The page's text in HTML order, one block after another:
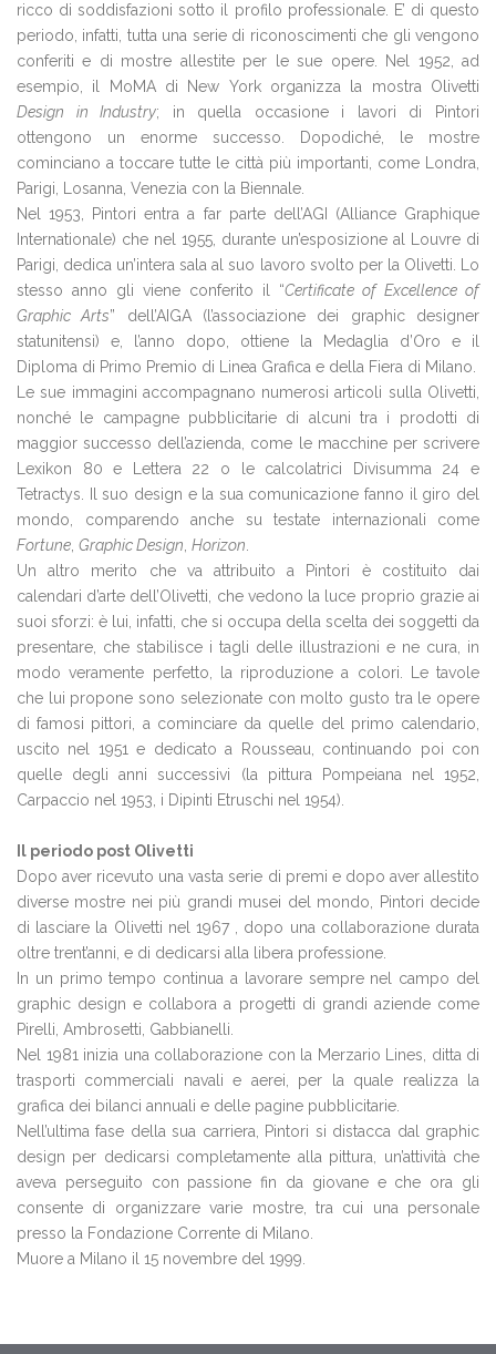
ricco di soddisfazioni sotto il profilo professionale. E’ di questo
periodo, infatti, tutta una serie di riconoscimenti che gli vengono
conferiti e di mostre allestite per le sue opere. Nel 1952, ad
esempio, il MoMA di New York organizza la mostra Olivetti
Design in Industry; in quella occasione i lavori di Pintori
ottengono un enorme successo. Dopodiché, le mostre
cominciano a toccare tutte le città più importanti, come Londra,
Parigi, Losanna, Venezia con la Biennale.
Nel 1953, Pintori entra a far parte dell’AGI (Alliance Graphique
Internationale) che nel 1955, durante un’esposizione al Louvre di
Parigi, dedica un’intera sala al suo lavoro svolto per la Olivetti. Lo
stesso anno gli viene conferito il “Certificate of Excellence of
Graphic Arts” dell’AIGA (l’associazione dei graphic designer
statunitensi) e, l’anno dopo, ottiene la Medaglia d’Oro e il
Diploma di Primo Premio di Linea Grafica e della Fiera di Milano.
Le sue immagini accompagnano numerosi articoli sulla Olivetti,
nonché le campagne pubblicitarie di alcuni tra i prodotti di
maggior successo dell’azienda, come le macchine per scrivere
Lexikon 80 e Lettera 22 o le calcolatrici Divisumma 24 e
Tetractys. Il suo design e la sua comunicazione fanno il giro del
mondo, comparendo anche su testate internazionali come
Fortune Graphic Design Horizon
Un altro merito che va attribuito a Pintori è costituito dai
calendari d’arte dell’Olivetti, che vedono la luce proprio grazie ai
suoi sforzi: è lui, infatti, che si occupa della scelta dei soggetti da
presentare, che stabilisce i tagli delle illustrazioni e ne cura, in
modo veramente perfetto, la riproduzione a colori. Le tavole
che lui propone sono selezionate con molto gusto tra le opere
di famosi pittori, a cominciare da quelle del primo calendario,
uscito nel 1951 e dedicato a Rousseau, continuando poi con
quelle degli anni successivi (la pittura Pompeiana nel 1952,
Carpaccio nel 1953, i Dipinti Etruschi nel 1954).
Il periodo post Olivetti
Dopo aver ricevuto una vasta serie di premi e dopo aver allestito
diverse mostre nei più grandi musei del mondo, Pintori decide
di lasciare la Olivetti nel 1967 , dopo una collaborazione durata
oltre trent’anni, e di dedicarsi alla libera professione.
In un primo tempo continua a lavorare sempre nel campo del
graphic design e collabora a progetti di grandi aziende come
Pirelli, Ambrosetti, Gabbianelli.
Nel 1981 inizia una collaborazione con la Merzario Lines, ditta di
trasporti commerciali navali e aerei, per la quale realizza la
grafica dei bilanci annuali e delle pagine pubblicitarie.
Nell’ultima fase della sua carriera, Pintori si distacca dal graphic
design per dedicarsi completamente alla pittura, un’attività che
aveva perseguito con passione fin da giovane e che ora gli
consente di organizzare varie mostre, tra cui una personale
presso la Fondazione Corrente di Milano.
Muore a Milano il 15 novembre del 1999.